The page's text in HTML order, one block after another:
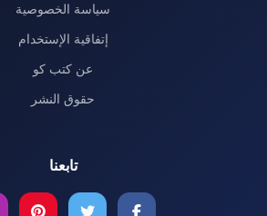
سياسة الخصوصية
إتفاقية الإستخدام
عن كتب كو
حقوق النشر
تابعنا